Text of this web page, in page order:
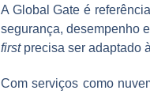
A Global Gateé
segurança, desempenho
firstprecisa ser adaptado
Com serviços como